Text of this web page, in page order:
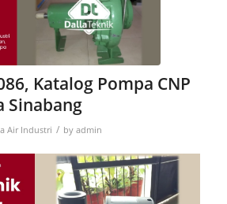
Katalog Pompa CNP
Sinabang
Air Industri / by admin